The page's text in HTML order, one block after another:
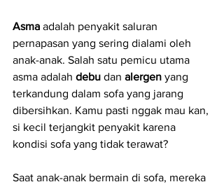
Asma adalah penyakit saluran
pernapasan yang sering dialami oleh
anak-anak. Salah satu pemicu utama
asma adalah debu dan alergen yang
terkandung dalam sofa yang jarang
dibersihkan. Kamu pasti nggak mau kan,
si kecil terjangkit penyakit karena
kondisi sofa yang tidak terawat?
Saat anak-anak bermain di sofa, mereka